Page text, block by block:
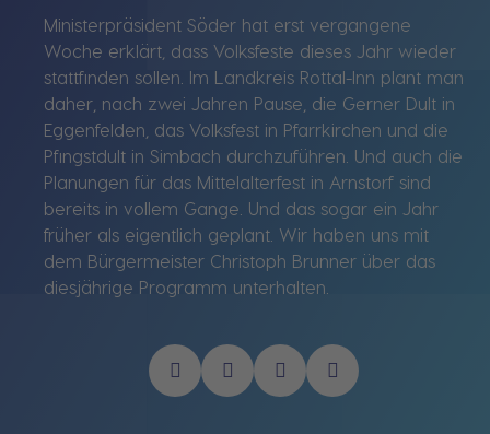
Ministerpräsident Söder hat erst vergangene
Woche erklärt, dass Volksfeste dieses Jahr wieder
stattfinden sollen. Im Landkreis Rottal-Inn plant man
daher, nach zwei Jahren Pause, die Gerner Dult in
Eggenfelden, das Volksfest in Pfarrkirchen und die
Pfingstdult in Simbach durchzuführen. Und auch die
Planungen für das Mittelalterfest in Arnstorf sind
bereits in vollem Gange. Und das sogar ein Jahr
früher als eigentlich geplant. Wir haben uns mit
dem Bürgermeister Christoph Brunner über das
diesjährige Programm unterhalten.